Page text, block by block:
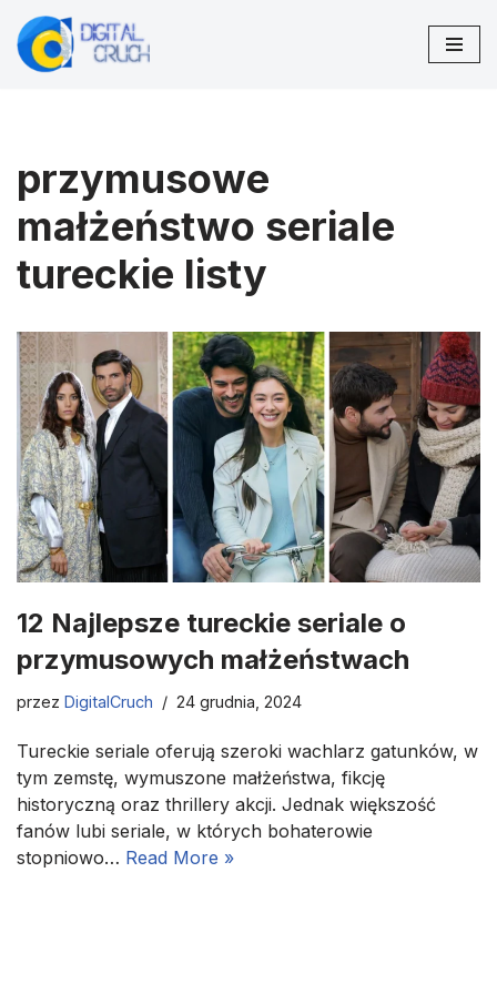
Przejdź
przymusowe
małżeństwo seriale
tureckie listy
12 Najlepsze tureckie seriale o
przymusowych małżeństwach
przez DigitalCruch 24 grudnia, 2024
Tureckie seriale oferują szeroki wachlarz gatunków, w
tym zemstę, wymuszone małżeństwa, fikcję
historyczną oraz thrillery akcji. Jednak większość
fanów lubi seriale, w których bohaterowie
stopniowo… Read More »